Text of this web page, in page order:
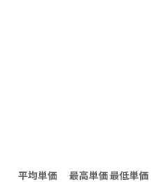
平均単価 最高単価最低単価